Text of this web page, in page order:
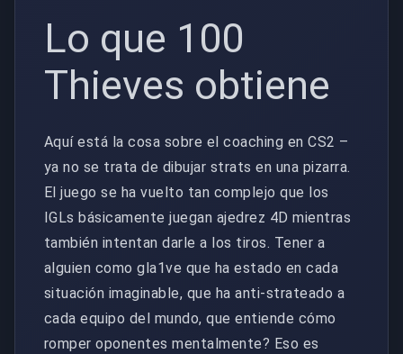
Lo que 100
Thieves obtiene
Aquí está la cosa sobre el coaching en CS2 –
ya no se trata de dibujar strats en una pizarra.
El juego se ha vuelto tan complejo que los
IGLs básicamente juegan ajedrez 4D mientras
también intentan darle a los tiros. Tener a
alguien como gla1ve que ha estado en cada
situación imaginable, que ha anti-strateado a
cada equipo del mundo, que entiende cómo
romper oponentes mentalmente? Eso es